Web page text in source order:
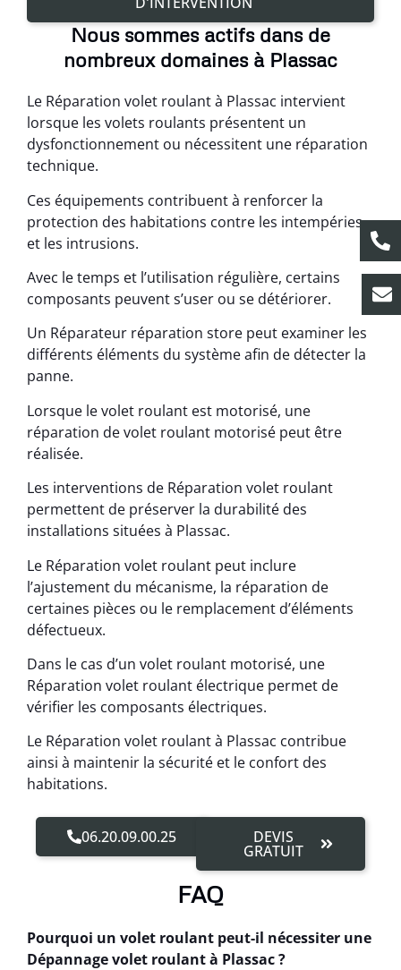
Nous sommes actifs dans de
nombreux domaines à Plassac
Le Réparation volet roulant à Plassac intervient
lorsque les volets roulants présentent un
dysfonctionnement ou nécessitent une réparation
technique.
Ces équipements contribuent à renforcer la
protection des habitations contre les intempéries
et les intrusions.
Avec le temps et l’utilisation régulière, certains
composants peuvent s’user ou se détériorer.
Un Réparateur réparation store peut examiner les
différents éléments du système afin de détecter la
panne.
Lorsque le volet roulant est motorisé, une
réparation de volet roulant motorisé peut être
réalisée.
Les interventions de Réparation volet roulant
permettent de préserver la durabilité des
installations situées à Plassac.
Le Réparation volet roulant peut inclure
l’ajustement du mécanisme, la réparation de
certaines pièces ou le remplacement d’éléments
défectueux.
Dans le cas d’un volet roulant motorisé, une
Réparation volet roulant électrique permet de
vérifier les composants électriques.
Le Réparation volet roulant à Plassac contribue
ainsi à maintenir la sécurité et le confort des
habitations.
06.20.09.00.25 DEVIS
GRATUIT
FAQ
Pourquoi un volet roulant peut-il nécessiter une
Dépannage volet roulant à Plassac ?